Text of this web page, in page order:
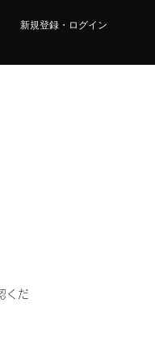
新規登録・ログイン
くだ